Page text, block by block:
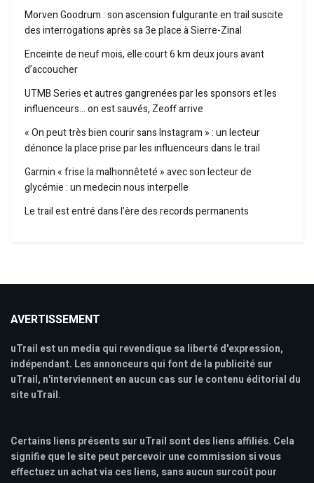
Morven Goodrum : son ascension fulgurante en trail suscite
des interrogations après sa 3e place à Sierre-Zinal
Enceinte de neuf mois, elle court 6 km deux jours avant
d’accoucher
UTMB Series et autres gangrenées par les sponsors et les
influenceurs… on est sauvés, Zeoff arrive
« On peut très bien courir sans Instagram » : un lecteur
dénonce la place prise par les influenceurs dans le trail
Garmin « frise la malhonnêteté » avec son lecteur de
glycémie : un medecin nous interpelle
Le trail est entré dans l’ère des records permanents
AVERTISSEMENT
uTrail est un media qui revendique sa liberté d'expression,
indépendant. Les annonceurs qui font de la publicité sur
uTrail, n'interviennent en aucun cas sur le contenu éditorial du
site uTrail.
Certains liens présents sur uTrail sont des liens affiliés. Cela
signifie que le site peut percevoir une commission si vous
effectuez un achat via ces liens, sans aucun surcoût pour